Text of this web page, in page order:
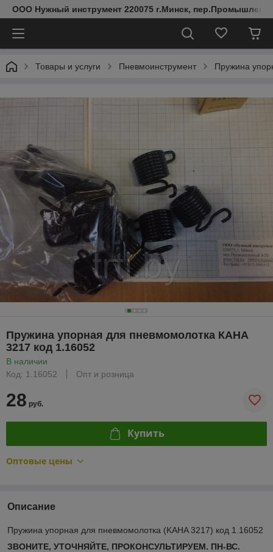
ООО Нужный инструмент 220075 г.Минск,
Товары и услуги Пневмоинструмент Пружина
Пружина упорная для пневмомолотка КАНА
3217 код 1.16052
В наличии
Код: 1.16052
Опт и розница
28 руб.
Купить
Оптовые цены
Описание
Пружина упорная для пневмомолотка (KAHA 3217) код 1.16052
ЗВОНИТЕ, УТОЧНЯЙТЕ, ПРОКОНСУЛЬТИРУЕМ. ПН-ВС.